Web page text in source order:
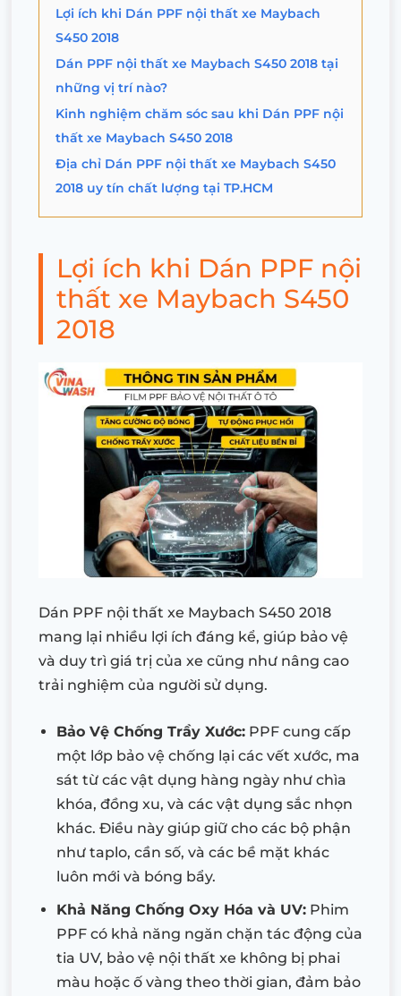
Lợi ích khi Dán PPF nội thất xe Maybach
S450 2018
Dán PPF nội thất xe Maybach S450 2018 tại
những vị trí nào?
Kinh nghiệm chăm sóc sau khi Dán PPF nội
thất xe Maybach S450 2018
Địa chỉ Dán PPF nội thất xe Maybach S450
2018 uy tín chất lượng tại TP.HCM
Lợi ích khi Dán PPF nội
thất xe Maybach S450
2018
Dán PPF nội thất xe Maybach S450 2018
mang lại nhiều lợi ích đáng kể, giúp bảo vệ
và duy trì giá trị của xe cũng như nâng cao
trải nghiệm của người sử dụng.
Bảo Vệ Chống Trầy Xước: PPF cung cấp
một lớp bảo vệ chống lại các vết xước, ma
sát từ các vật dụng hàng ngày như chìa
khóa, đồng xu, và các vật dụng sắc nhọn
khác. Điều này giúp giữ cho các bộ phận
như taplo, cần số, và các bề mặt khác
luôn mới và bóng bẩy.
Khả Năng Chống Oxy Hóa và UV: Phim
PPF có khả năng ngăn chặn tác động của
tia UV, bảo vệ nội thất xe không bị phai
màu hoặc ố vàng theo thời gian, đảm bảo